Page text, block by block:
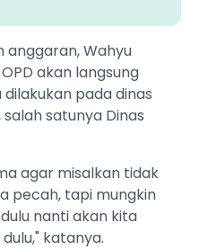
Wahyu
akan langsung
pada dinas
satunya Dinas
agar misalkan tidak
pecah, tapi mungkin
nanti akan kita
katanya.